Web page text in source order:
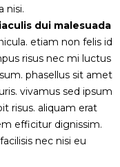
nisi.
dui malesuada
etiam non felis id
risus nec mi luctus
phasellus sit amet
vivamus sed ipsum
risus. aliquam erat
efficitur dignissim.
nec nisi eu